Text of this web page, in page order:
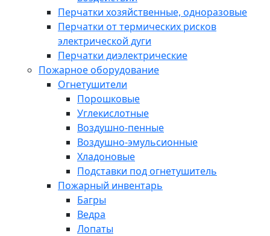
Перчатки хозяйственные, одноразовые
Перчатки от термических рисков
электрической дуги
Перчатки диэлектрические
Пожарное оборудование
Огнетушители
Порошковые
Углекислотные
Воздушно-пенные
Воздушно-эмульсионные
Хладоновые
Подставки под огнетушитель
Пожарный инвентарь
Багры
Ведра
Лопаты